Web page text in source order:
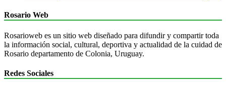
Rosario Web
Rosarioweb es un sitio web diseñado para difundir y compartir toda
la información social, cultural, deportiva y actualidad de la cuidad de
Rosario departamento de Colonia, Uruguay.
Redes Sociales